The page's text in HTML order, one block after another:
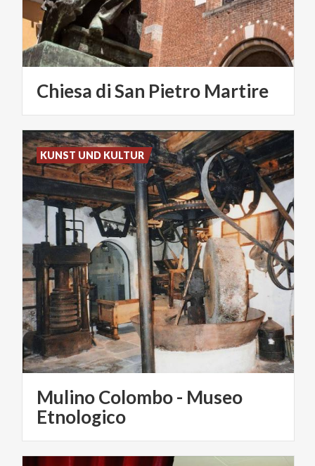
Chiesa diSan Pietro Martire
Mulino Colombo - Museo
Etnologico
KUNST UND KULTUR